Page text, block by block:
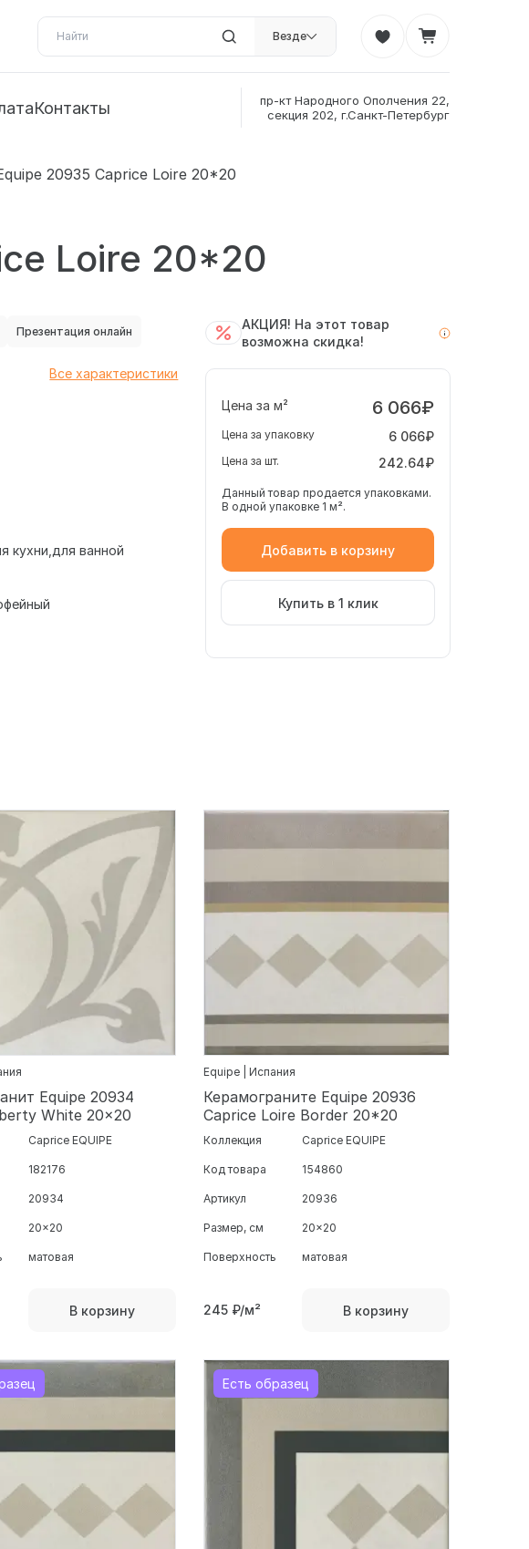
Везде
Контакты
пр-кт Народного Ополчения 22,
секция 202, г.Санкт-Петербург
20935 Caprice Loire 20*20
Loire 20*20
Презентация онлайн
кухни для ванной
Все характеристики
АКЦИЯ! На этот товар
возможна скидка!
Цена за м² 6 066₽
Цена за упаковку 6 066₽
Цена за шт. 242.64₽
Данный товар продается упаковками.
В одной упаковке 1 м².
Добавить в корзину
Купить в 1 клик
Equipe 20934
White 20x20
Caprice EQUIPE
182176
20934
20x20
матовая
В корзину
Equipe | Испания
Керамогранитe Equipe 20936
Caprice Loire Border 20*20
Коллекция Caprice EQUIPE
Код товара 154860
Артикул 20936
Размер, см 20x20
Поверхность матовая
245 ₽/м² В корзину
Есть образец